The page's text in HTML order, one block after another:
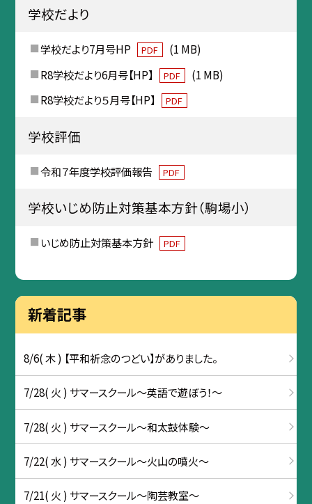
学校だより
学校だより7月号HP PDF
(1 MB)
R8学校だより6月号【HP】
PDF
(1 MB)
R8学校だより５月号【HP】
PDF
学校評価
令和７年度学校評価報告 PDF
学校いじめ防止対策基本方針（駒場小）
いじめ防止対策基本方針 PDF
新着記事
8/6( 木 ) 【平和祈念のつどい】がありました。
7/28( 火 ) サマースクール～英語で遊ぼう！～
7/28( 火 ) サマースクール～和太鼓体験～
7/22( 水 ) サマースクール～火山の噴火～
7/21( 火 ) サマースクール～陶芸教室～